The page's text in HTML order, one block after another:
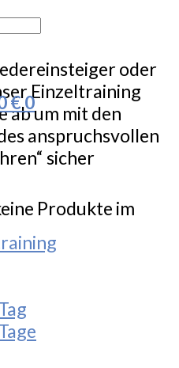
€0
Produkte im
oder
Einzeltraining
ab um mit den
anspruchsvollen
sicher